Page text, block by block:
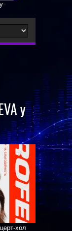
у
хол